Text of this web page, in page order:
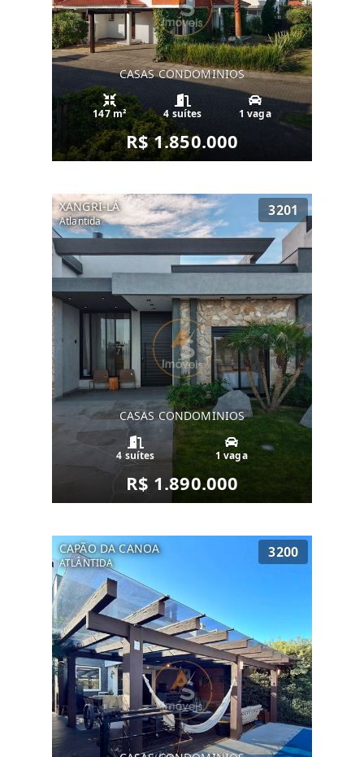
CASAS CONDOMINIOS
147 m² 4 suítes 1 vaga
R$ 1.850.000
XANGRI-LÁ
Atlantida
3201
CASAS CONDOMINIOS
4 suítes 1 vaga
R$ 1.890.000
CAPÃO DA CANOA
ATLÂNTIDA
3200